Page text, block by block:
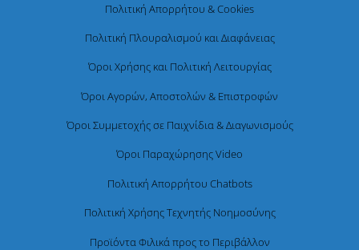
Πολιτική Απορρήτου & Cookies
Πολιτική Πλουραλισμού και Διαφάνειας
Όροι Χρήσης και Πολιτική Λειτουργίας
Όροι Αγορών, Αποστολών & Επιστροφών
Όροι Συμμετοχής σε Παιχνίδια & Διαγωνισμούς
Όροι Παραχώρησης Video
Πολιτική Απορρήτου Chatbots
Πολιτική Χρήσης Τεχνητής Νοημοσύνης
Προϊόντα Φιλικά προς το Περιβάλλον